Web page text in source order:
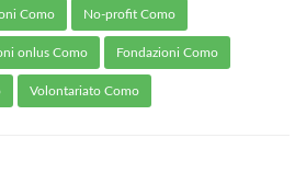
Como No-profit Como
onlus Como Fondazioni Como
Volontariato Como